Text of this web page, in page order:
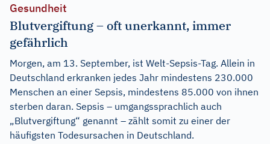
Gesundheit
Blutvergiftung – oft unerkannt, immer
gefährlich
Morgen, am 13. September, ist Welt-Sepsis-Tag. Allein in
Deutschland erkranken jedes Jahr mindestens 230.000
Menschen an einer Sepsis, mindestens 85.000 von ihnen
sterben daran. Sepsis – umgangssprachlich auch
„Blutvergiftung“ genannt – zählt somit zu einer der
häufigsten Todesursachen in Deutschland.